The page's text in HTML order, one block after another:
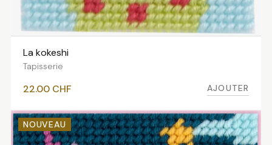
La kokeshi
Tapisserie
22.00 CHF AJOUTER
NOUVEAU